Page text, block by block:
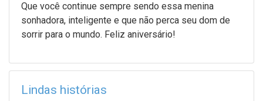
Que você continue sempre sendo essa menina
sonhadora, inteligente e que não perca seu dom de
sorrir para o mundo. Feliz aniversário!
Lindas histórias